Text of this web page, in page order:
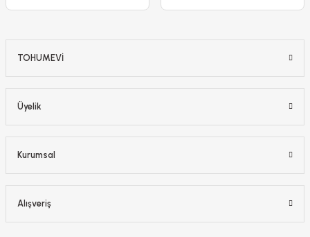
Mor Salkım Fidanı Sarmaşık – Wisteria
TOHUMEVİ
Üyelik
Kurumsal
Alışveriş